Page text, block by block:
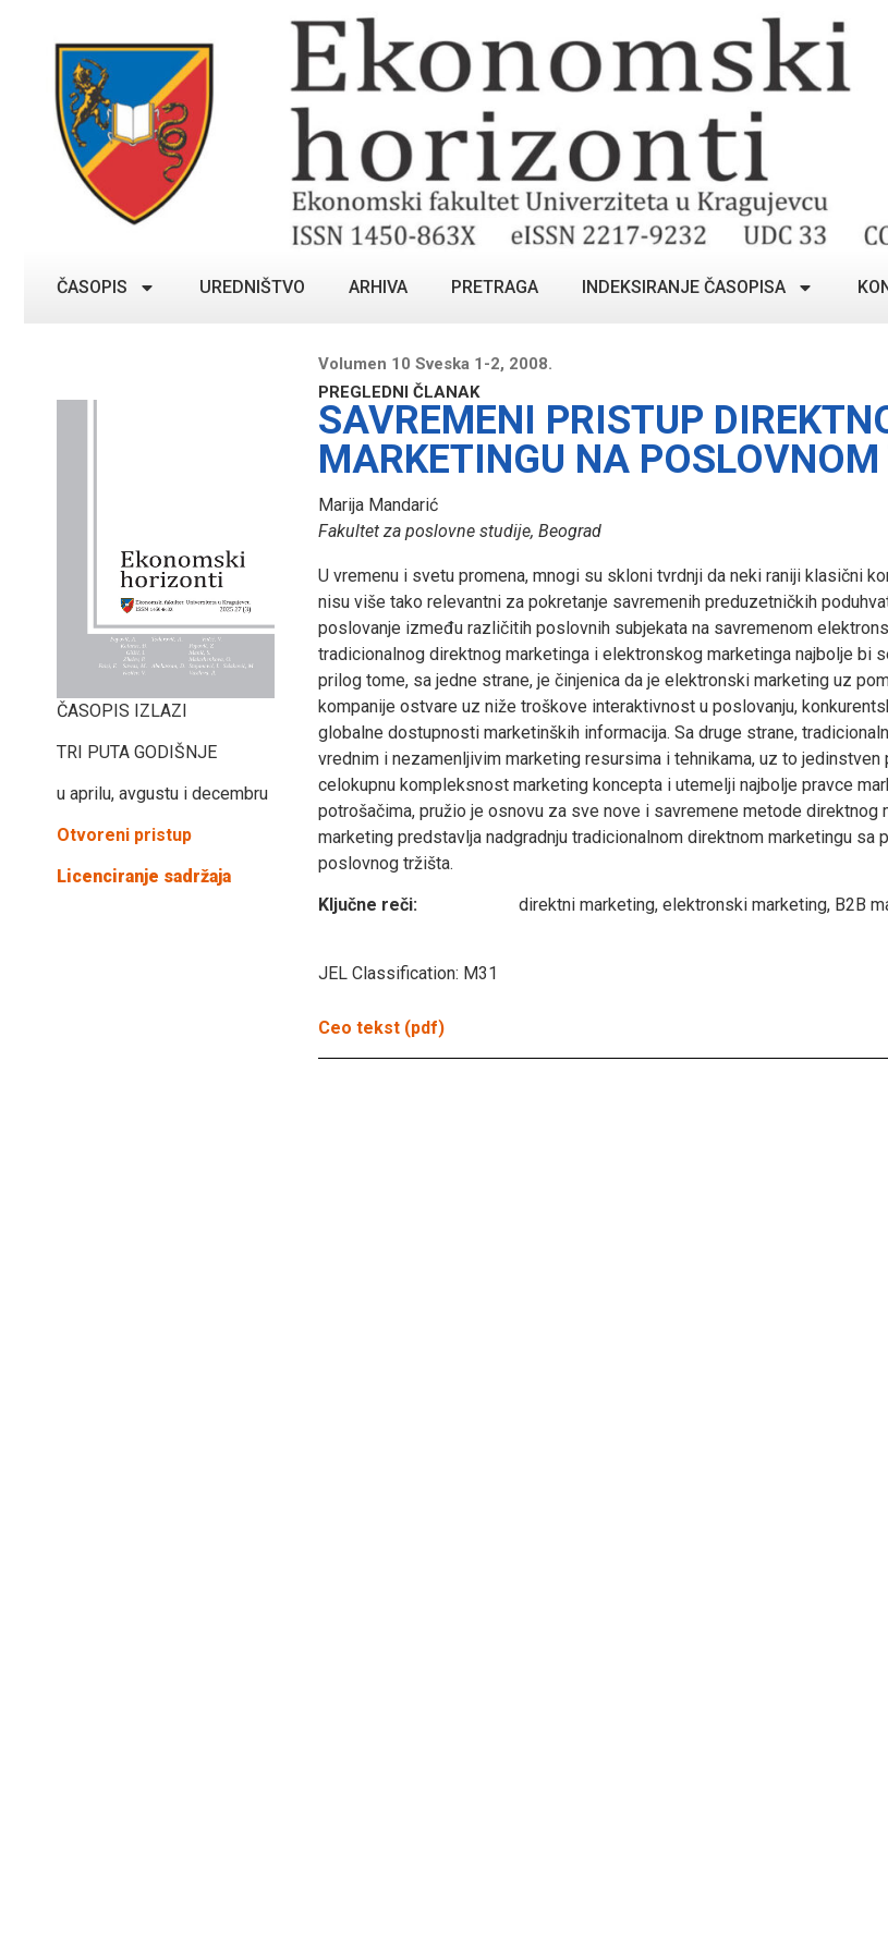
ČASOPIS UREDNIŠTVO ARHIVA PRETRAGA INDEKSIRANJE ČASOPISA
ČASOPIS IZLAZI
TRI PUTA GODIŠNJE
u aprilu, avgustu i decembru
Otvoreni pristup
Licenciranje sadržaja
Volumen 10 Sveska 1-2, 2008.
PREGLEDNI ČLANAK
SAVREMENI PRISTUP
MARKETINGU NA
Marija Mandarić
Fakultet za poslovne studije, Beograd
U vremenu i svetu promena, mnogi su skloni tvrdnji da neki raniji klasični
nisu više tako relevantni za pokretanje savremenih preduzetničkih
poslovanje između različitih poslovnih subjekata na savremenom
tradicionalnog direktnog marketinga i elektronskog marketinga najbolje bi
prilog tome, sa jedne strane, je činjenica da je elektronski marketing uz
kompanije ostvare uz niže troškove interaktivnost u poslovanju,
globalne dostupnosti marketinških informacija. Sa druge strane,
vrednim i nezamenljivim marketing resursima i tehnikama, uz to
celokupnu kompleksnost marketing koncepta i utemelji najbolje pravce
potrošačima, pružio je osnovu za sve nove i savremene metode direktnog
marketing predstavlja nadgradnju tradicionalnom direktnom marketingu sa
poslovnog tržišta.
Ključne reči:
direktni marketing, elektronski marketing, B2B
JEL Classification: M31
Ceo tekst (pdf)